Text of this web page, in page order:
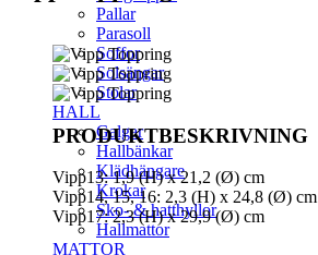
Pallar
Parasoll
Soffor
Solsängar
Stolar
HALL
Galgar
Hallbänkar
Klädhängare
Krokar
Sko- & hatthyllor
Hallmattor
MATTOR
PRODUKTBESKRIVNING
Vipp13: 1,9 (H) x 21,2 (Ø) cm
Vipp14, 15, 16: 2,3 (H) x 24,8 (Ø) cm
Vipp17: 2,3 (H) x 29,9 (Ø) cm